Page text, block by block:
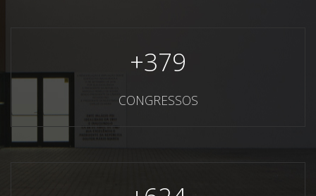
+379
CONGRESSOS